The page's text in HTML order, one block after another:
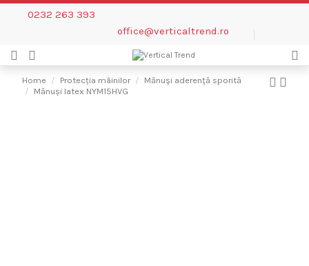
0232 263 393
office@verticaltrend.ro
Home Protecția mâinilor
Mănuşi aderenţă sporită
Mănuși latex NYM15HVG